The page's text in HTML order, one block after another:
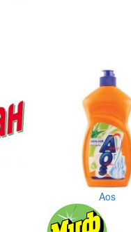
Aos